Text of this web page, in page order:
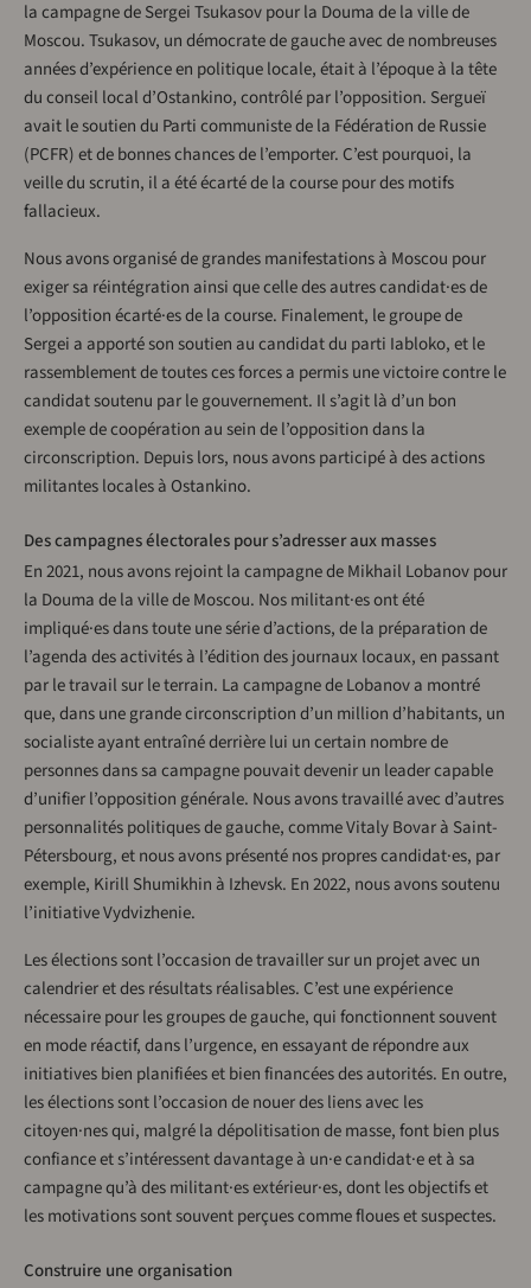
la campagne de Sergei Tsukasov pour la Douma de la ville de
Moscou. Tsukasov, un démocrate de gauche avec de nombreuses
années d’expérience en politique locale, était à l’époque à la tête
du conseil local d’Ostankino, contrôlé par l’opposition. Sergueï
avait le soutien du Parti communiste de la Fédération de Russie
(PCFR) et de bonnes chances de l’emporter. C’est pourquoi, la
veille du scrutin, il a été écarté de la course pour des motifs
fallacieux.
Nous avons organisé de grandes manifestations à Moscou pour
exiger sa réintégration ainsi que celle des autres candidat·es de
l’opposition écarté·es de la course. Finalement, le groupe de
Sergei a apporté son soutien au candidat du parti Iabloko, et le
rassemblement de toutes ces forces a permis une victoire contre le
candidat soutenu par le gouvernement. Il s’agit là d’un bon
exemple de coopération au sein de l’opposition dans la
circonscription. Depuis lors, nous avons participé à des actions
militantes locales à Ostankino.
Des campagnes électorales pour s’adresser aux masses
En 2021, nous avons rejoint la campagne de Mikhail Lobanov pour
la Douma de la ville de Moscou. Nos militant·es ont été
impliqué·es dans toute une série d’actions, de la préparation de
l’agenda des activités à l’édition des journaux locaux, en passant
par le travail sur le terrain. La campagne de Lobanov a montré
que, dans une grande circonscription d’un million d’habitants, un
socialiste ayant entraîné derrière lui un certain nombre de
personnes dans sa campagne pouvait devenir un leader capable
d’unifier l’opposition générale. Nous avons travaillé avec d’autres
personnalités politiques de gauche, comme Vitaly Bovar à Saint-
Pétersbourg, et nous avons présenté nos propres candidat·es, par
exemple, Kirill Shumikhin à Izhevsk. En 2022, nous avons soutenu
l’initiative Vydvizhenie.
Les élections sont l’occasion de travailler sur un projet avec un
calendrier et des résultats réalisables. C’est une expérience
nécessaire pour les groupes de gauche, qui fonctionnent souvent
en mode réactif, dans l’urgence, en essayant de répondre aux
initiatives bien planifiées et bien financées des autorités. En outre,
les élections sont l’occasion de nouer des liens avec les
citoyen·nes qui, malgré la dépolitisation de masse, font bien plus
confiance et s’intéressent davantage à un·e candidat·e et à sa
campagne qu’à des militant·es extérieur·es, dont les objectifs et
les motivations sont souvent perçues comme floues et suspectes.
Construire une organisation